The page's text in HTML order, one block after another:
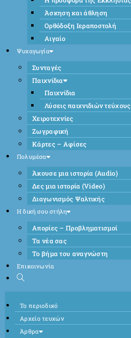
Άσκηση και άθληση
Ορθόδοξη Ιεραποστολή
Αιγαίο
Ψυχαγωγία
Συνταγές
Παιχνίδια
Παιχνίδια
Λύσεις παιχνιδιών τεύχους
Χειροτεχνίες
Ζωγραφική
Κάρτες – Αφίσες
Πολυμέσα
Άκουσε μια ιστορία (Audio)
Δες μια ιστορία (Video)
Διαγωνισμός Ψαλτικής
Η δική σου στήλη
Απορίες – Προβληματισμοί
Τα νέα σας
Το βήμα του αναγνώστη
Επικοινωνία
Το περιοδικό
Αρχείο τευχών
Άρθρα